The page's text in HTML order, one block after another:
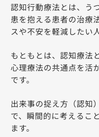
認知行動療法とは、う
患を抱える患者の治療
スや不安を軽減したい
もともとは、認知療法
心理療法の共通点を活
です。
出来事の捉え方（認知
で、瞬間的に考えるこ
ます。